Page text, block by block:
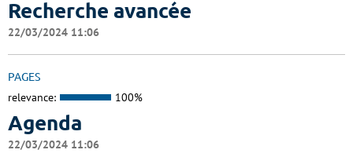
Recherche avancée
22/03/2024 11:06
PAGES
relevance: 100%
Agenda
22/03/2024 11:06